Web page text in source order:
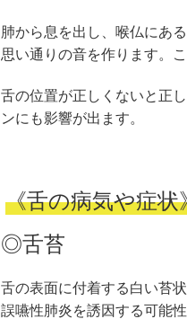
肺から息を出し、喉仏にあ
思い通りの音を作ります。
舌の位置が正しくないと正
ンにも影響が出ます。
《舌の病気や症状
◎舌苔
舌の表面に付着する白い苔
誤嚥性肺炎を誘因する可能性